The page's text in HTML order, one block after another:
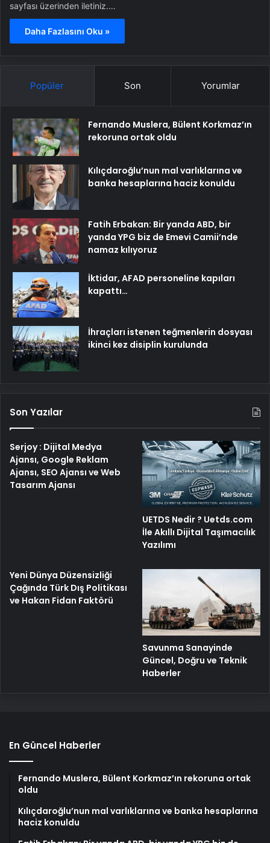
sayfası üzerinden iletiniz.…
Daha Fazlasını Oku »
Popüler Son Yorumlar
Fernando Muslera, Bülent Korkmaz’ın
rekoruna ortak oldu
Kılıçdaroğlu’nun mal varlıklarına ve
banka hesaplarına haciz konuldu
Fatih Erbakan: Bir yanda ABD, bir
yanda YPG biz de Emevi Camii’nde
namaz kılıyoruz
İktidar, AFAD personeline kapıları
kapattı…
İhraçları istenen teğmenlerin dosyası
ikinci kez disiplin kurulunda
Son Yazılar
Serjoy : Dijital Medya
Ajansı, Google Reklam
Ajansı, SEO Ajansı ve Web
Tasarım Ajansı
UETDS Nedir ? Uetds.com
İle Akıllı Dijital Taşımacılık
Yazılımı
Yeni Dünya Düzensizliği
Çağında Türk Dış Politikası
ve Hakan Fidan Faktörü
Savunma Sanayinde
Güncel, Doğru ve Teknik
Haberler
En Güncel Haberler
Fernando Muslera, Bülent Korkmaz’ın rekoruna ortak
oldu
Kılıçdaroğlu’nun mal varlıklarına ve banka hesaplarına
haciz konuldu